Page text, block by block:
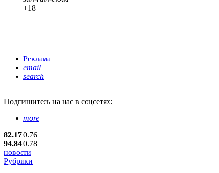
+18
Реклама
email
search
Подпишитесь на нас в соцсетях:
more
82.17 0.76
94.84 0.78
новости
Рубрики